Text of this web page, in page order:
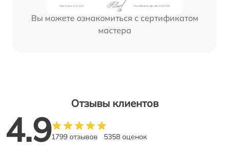
Вы можете ознакомиться с сертификатом
мастера
Отзывы клиентов
4.91799 отзывов 5358 оценок